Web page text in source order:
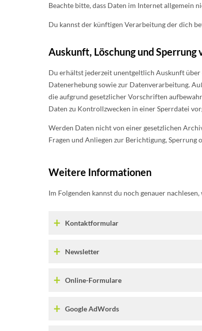
Beachte bitte, dass Daten im Internet allgemein
Du kannst der künftigen Verarbeitung der dich
Auskunft, Löschung und Sperrung
Du erhältst jederzeit unentgeltlich Auskunft über
Datenerhebung sowie zur Datenverarbeitung.
die aufgrund gesetzlicher Vorschriften
Daten zu Kontrollzwecken in einer Sperrdatei
Werden Daten nicht von einer gesetzlichen
Fragen und Anliegen zur Berichtigung, Sperrung
Weitere Informationen
Im Folgenden kannst du noch genauer
Kontaktformular
Newsletter
Online-Formulare
Google AdWords